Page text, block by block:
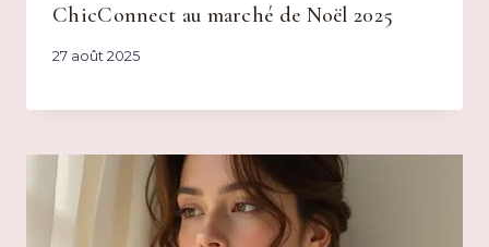
ChicConnect au marché de Noël 2025
27 août 2025